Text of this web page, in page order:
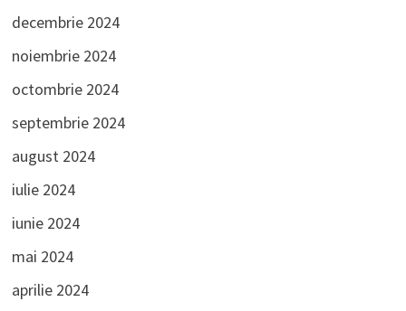
decembrie 2024
noiembrie 2024
octombrie 2024
septembrie 2024
august 2024
iulie 2024
iunie 2024
mai 2024
aprilie 2024